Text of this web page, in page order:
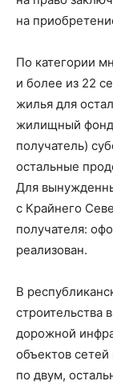
на
По категории
и более из 22
жилья для
жилищный фонд
получатель)
остальные
Для
с Крайнего
получателя:
реализован.
В
строительства
дорожной
объектов
по двум,